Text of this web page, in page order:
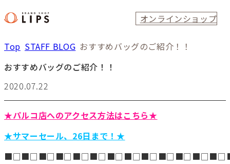
オンラインショップ
Top STAFF BLOG おすすめバッグのご紹介！！
おすすめバッグのご紹介！！
2020.07.22
★パルコ店へのアクセス方法はこちら★
★サマーセール、26日まで！★